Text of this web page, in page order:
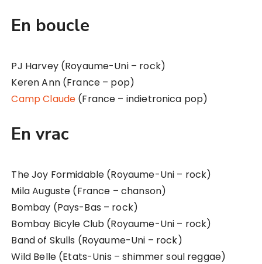
En boucle
PJ Harvey (Royaume-Uni – rock)
Keren Ann (France – pop)
Camp Claude (France – indietronica pop)
En vrac
The Joy Formidable (Royaume-Uni – rock)
Mila Auguste (France – chanson)
Bombay (Pays-Bas – rock)
Bombay Bicyle Club (Royaume-Uni – rock)
Band of Skulls (Royaume-Uni – rock)
Wild Belle (Etats-Unis – shimmer soul reggae)